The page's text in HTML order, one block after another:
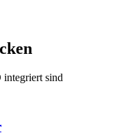
integriert sind